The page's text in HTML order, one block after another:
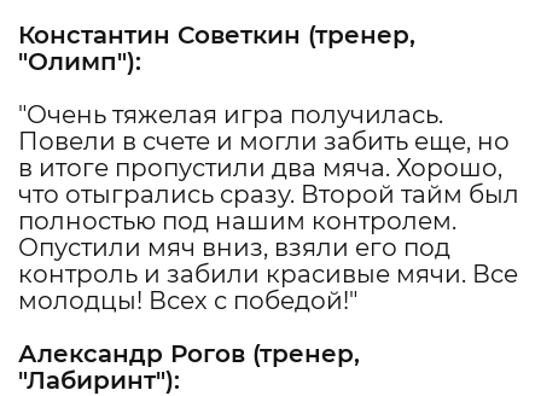
Константин Советкин (тренер,
"Олимп"):
"Очень тяжелая игра получилась.
Повели в счете и могли забить еще, но
в итоге пропустили два мяча. Хорошо,
что отыгрались сразу. Второй тайм был
полностью под нашим контролем.
Опустили мяч вниз, взяли его под
контроль и забили красивые мячи. Все
молодцы! Всех с победой!"
Александр Рогов (тренер,
"Лабиринт"):